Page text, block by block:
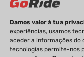
Damos valor à tua
experiências, usamos
aceder a informações do
tecnologias permite-nos